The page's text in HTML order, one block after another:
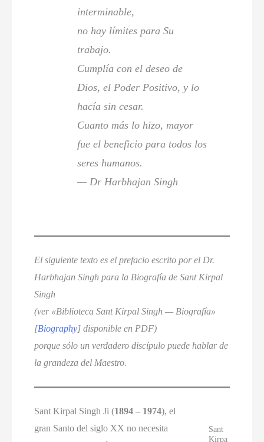
interminable,
no hay límites para Su
trabajo.
Cumplía con el deseo de
Dios, el Poder Positivo, y lo
hacía sin cesar.
Cuanto más lo hizo, mayor
fue el beneficio para todos los
seres humanos.
— Dr Harbhajan Singh
El siguiente texto es el prefacio escrito por el Dr.
Harbhajan Singh para la Biografía de Sant Kirpal
Singh
(ver «Biblioteca Sant Kirpal Singh — Biografía»
[Biography] disponible en PDF)
porque sólo un verdadero discípulo puede hablar de
la grandeza del Maestro.
Sant
Kirpa
Sant Kirpal Singh Ji (1894 – 1974), el
gran Santo del siglo XX no necesita